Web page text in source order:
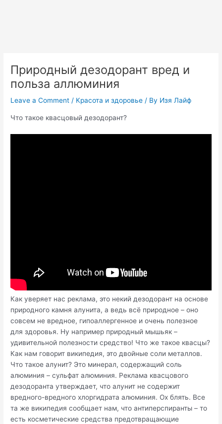
Природный дезодорант вред и
польза аллюминия
Leave a Comment / Красота и здоровье / By Изя Лайф
Что такое квасцовый дезодорант?
Как уверяет нас реклама, это некий дезодорант на основе
природного камня алунита, а ведь всё природное – оно
совсем не вредное, гипоаллергенное и очень полезное
для здоровья. Ну например природный мышьяк –
удивительной полезности средство! Что же такое квасцы?
Как нам говорит википедия, это двойные соли металлов.
Что такое алунит? Это минерал, содержащий соль
алюминия – сульфат алюминия. Реклама квасцового
дезодоранта утверждает, что алунит не содержит
вредного-вредного хлоргидрата алюминия. Ох блять. Все
та же википедия сообщает нам, что антиперспиранты – то
есть косметические средства предотвращающие